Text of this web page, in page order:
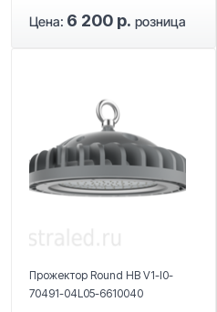
Цена: 6 200 р. розница
Прожектор Round HB V1-I0-
70491-04L05-6610040